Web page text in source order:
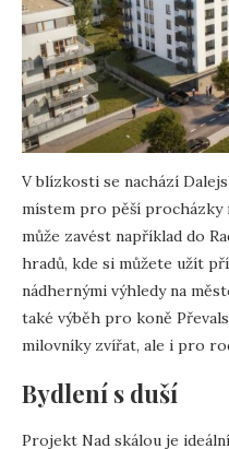
V blízkosti se nachází
místem pro pěší procházky
může zavést například do
hradů, kde si můžete užít
nádhernými výhledy na
také výběh pro koně
milovníky zvířat, ale i pro
Bydlení s duší
Projekt Nad skálou je